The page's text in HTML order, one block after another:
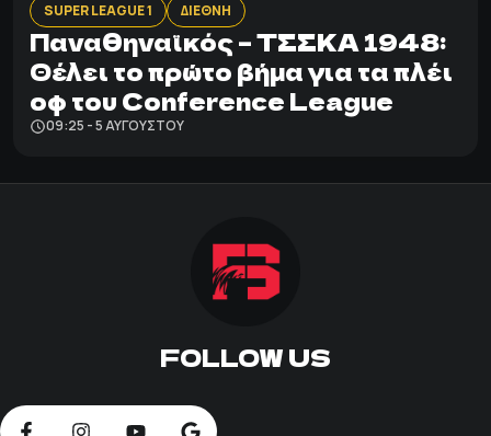
SUPER LEAGUE 1 ΔΙΕΘΝΗ
Παναθηναϊκός – ΤΣΣΚΑ 1948:
Θέλει το πρώτο βήμα για τα πλέι
οφ του Conference League
09:25 - 5 ΑΥΓΟΎΣΤΟΥ
FOLLOW US